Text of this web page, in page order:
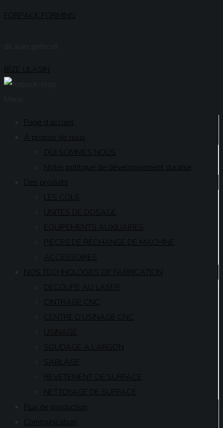
FORPACK FORMING
BİZE ULAŞIN
Page d’accueil
A propos de nous
QUI SOMMES NOUS
Notre politique de développement durable
Des produits
LES COLS
UNITES DE DOSAGE
EQUIPEMENTS AUXILIAIRES
PIECES DE RECHANGE DE MACHINE
ACCESSOIRES
NOS TECHNOLOGIES DE FABRICATION
DECOUPE AU LASER
CINTRAGE CNC
CENTRE D’USINAGE CNC
USINAGE
SOUDAGE A L’ARGON
SABLAGE
REVETEMENT DE SURFACE
NETTOYAGE DE SURFACE
Flux de production
Communication